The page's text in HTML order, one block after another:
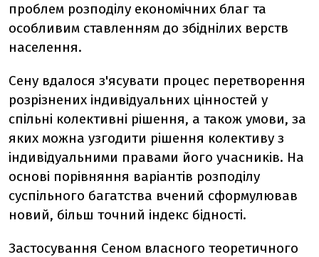
проблем розподілу економічних благ та
особливим ставленням до збіднілих верств
населення.
Сену вдалося з'ясувати процес перетворення
розрізнених індивідуальних цінностей у
спільні колективні рішення, а також умови, за
яких можна узгодити рішення колективу з
індивідуальними правами його учасників. На
основі порівняння варіантів розподілу
суспільного багатства вчений сформулював
новий, більш точний індекс бідності.
Застосування Сеном власного теоретичного